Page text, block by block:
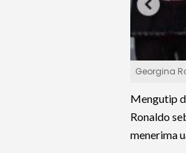
Georgina
Mengutip
Ronaldo
menerima